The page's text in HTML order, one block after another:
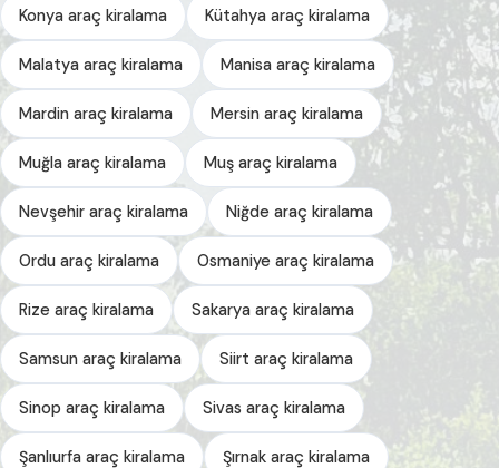
Konya araç kiralama Kütahya araç kiralama
Malatya araç kiralama Manisa araç kiralama
Mardin araç kiralama Mersin araç kiralama
Muğla araç kiralama Muş araç kiralama
Nevşehir araç kiralama Niğde araç kiralama
Ordu araç kiralama Osmaniye araç kiralama
Rize araç kiralama Sakarya araç kiralama
Samsun araç kiralama Siirt araç kiralama
Sinop araç kiralama Sivas araç kiralama
Şanlıurfa araç kiralama Şırnak araç kiralama